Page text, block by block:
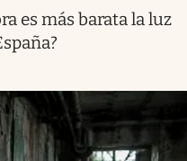
es más barata la luz